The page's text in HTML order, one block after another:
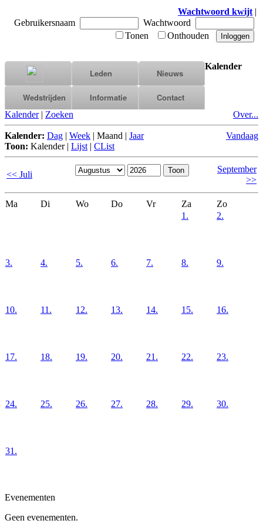
Wachtwoord kwijt |
Gebruikersnaam
Wachtwoord
Tonen
Onthouden
Leden Nieuws
Wedstrijden Informatie Contact
Kalender
Kalender | Zoeken Over...
Kalender: Dag | Week | Maand | Jaar
Toon: Kalender| Lijst | CList
Vandaag
<< Juli
September
>>
Ma Di Wo Do Vr Za
Zo
1.
2.
3. 4. 5. 6. 7. 8. 9.
10. 11. 12. 13. 14. 15. 16.
17. 18. 19. 20. 21. 22. 23.
24. 25. 26. 27. 28. 29. 30.
31.
Evenementen
Geen evenementen.